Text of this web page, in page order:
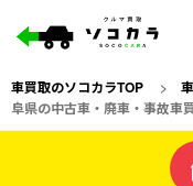
車買取のソコカラTOP >
阜県の中古車・廃車・事故車
の車買